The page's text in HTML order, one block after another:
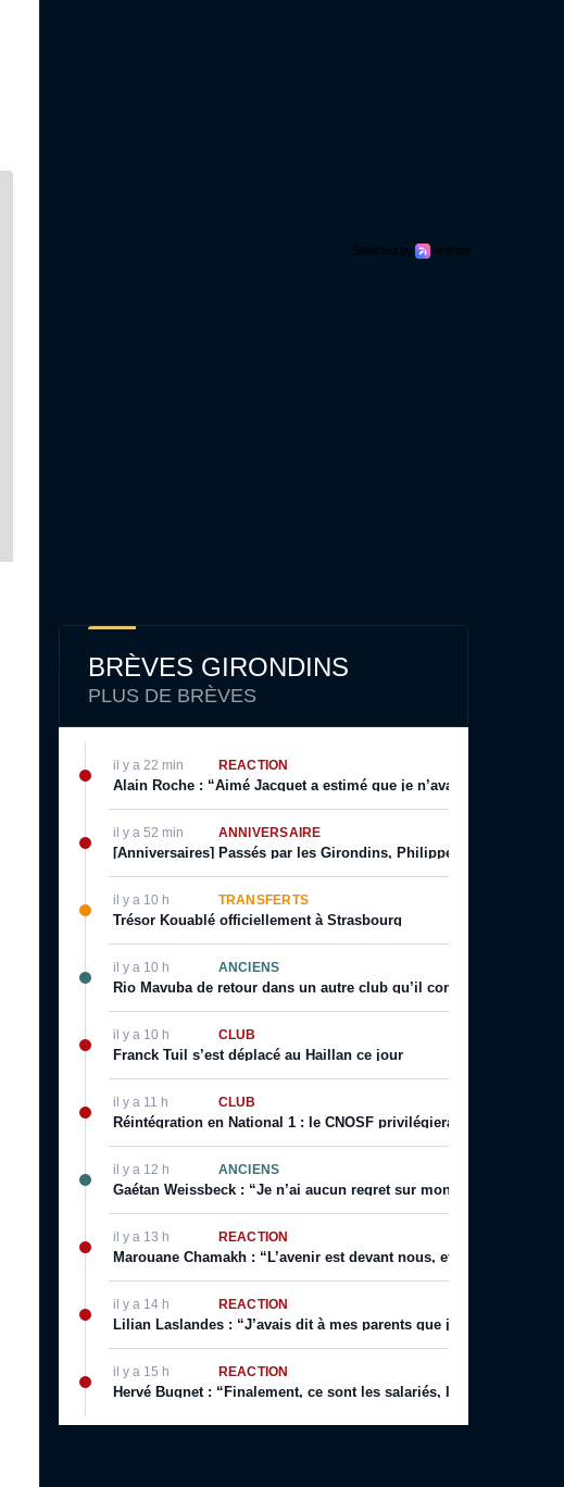
BRÈVES GIRONDINS
PLUS DE BRÈVES
il y a 22 min RÉACTION
Alain Roche : “Aimé Jacquet a estimé que je n’avais pas le
il y a 52 min ANNIVERSAIRE
[Anniversaires] Passés par les Girondins, Philippe Lalanne,
il y a 10 h TRANSFERTS
Trésor Kouablé officiellement à Strasbourg
il y a 10 h ANCIENS
Rio Mavuba de retour dans un autre club qu’il connait bien ?
il y a 10 h CLUB
Franck Tuil s’est déplacé au Haillan ce jour
il y a 11 h CLUB
Réintégration en National 1 : le CNOSF privilégierait un retour
il y a 12 h ANCIENS
Gaétan Weissbeck : “Je n’ai aucun regret sur mon choix qui a été
il y a 13 h RÉACTION
Marouane Chamakh : “L’avenir est devant nous, et je serai bientôt
il y a 14 h RÉACTION
Lilian Laslandes : “J’avais dit à mes parents que j’allais
il y a 15 h RÉACTION
Hervé Bugnet : “Finalement, ce sont les salariés, les supporters,